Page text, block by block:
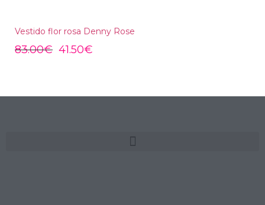
Vestido flor rosa Denny Rose
83.00€ 41.50€